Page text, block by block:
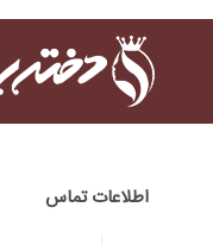
اطلاعات تماس